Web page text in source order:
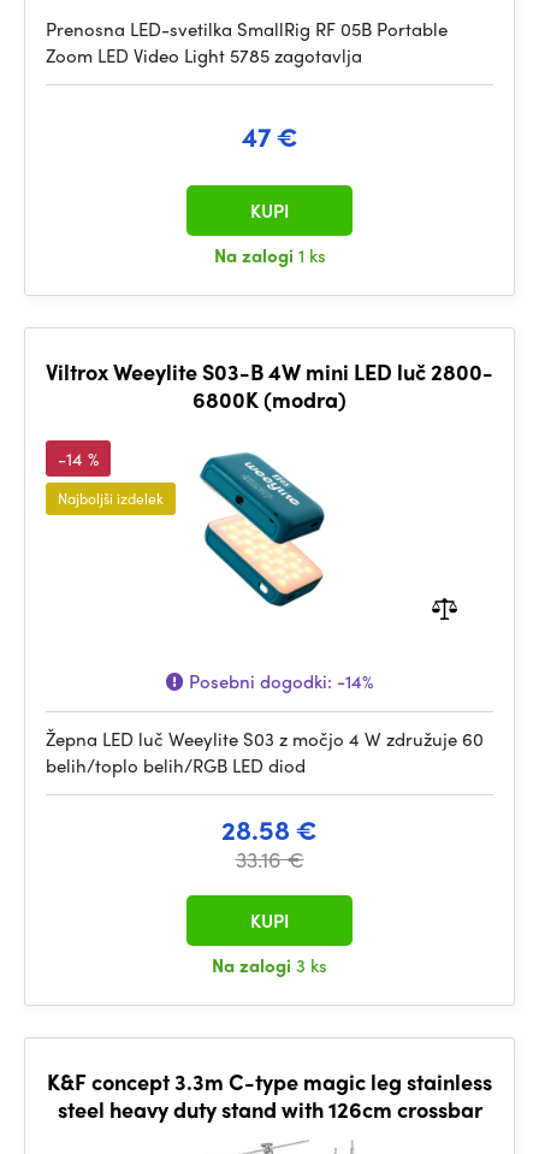
Prenosna LED-svetilka SmallRig RF 05B Portable
Zoom LED Video Light 5785 zagotavlja
47 €
Na zalogi 1 ks
KUPI
Viltrox Weeylite S03-B 4W mini LED luč 2800-
6800K (modra)
-14 %
Najboljši izdelek
Posebni dogodki: -14%
Žepna LED luč Weeylite S03 z močjo 4 W združuje 60
belih/toplo belih/RGB LED diod
28.58 €
33.16 €
Na zalogi 3 ks
KUPI
K&F concept 3.3m C-type magic leg stainless
steel heavy duty stand with 126cm crossbar